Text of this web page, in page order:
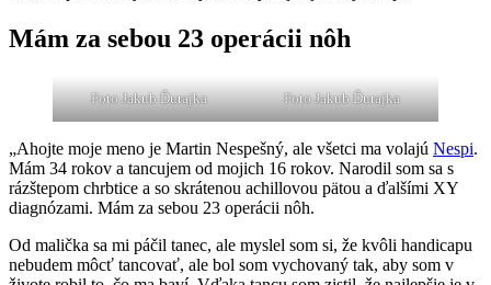
Mám za sebou 23 operácii nôh
Foto Jakub Ďurajka Foto Jakub Ďurajka
„Ahojte moje meno je Martin Nespešný, ale všetci ma volajú Nespi.
Mám 34 rokov a tancujem od mojich 16 rokov. Narodil som sa s
rázštepom chrbtice a so skrátenou achillovou pätou a ďalšími XY
diagnózami. Mám za sebou 23 operácii nôh.
Od malička sa mi páčil tanec, ale myslel som si, že kvôli handicapu
nebudem môcť tancovať, ale bol som vychovaný tak, aby som v